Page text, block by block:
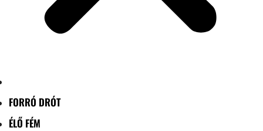
FORRÓ DRÓT
ÉLŐ FÉM